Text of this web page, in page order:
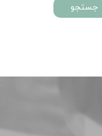
جستجو